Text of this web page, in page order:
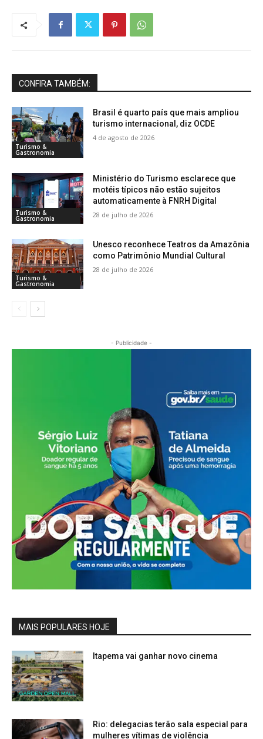
CONFIRA TAMBÉM:
Turismo &
Gastronomia
Brasil é quarto país que mais ampliou
turismo internacional, diz OCDE
4 de agosto de 2026
Turismo &
Gastronomia
Ministério do Turismo esclarece que
motéis típicos não estão sujeitos
automaticamente à FNRH Digital
28 de julho de 2026
Turismo &
Gastronomia
Unesco reconhece Teatros da Amazônia
como Patrimônio Mundial Cultural
28 de julho de 2026
- Publicidade -
MAIS POPULARES HOJE
Itapema vai ganhar novo cinema
Rio: delegacias terão sala especial para
mulheres vítimas de violência